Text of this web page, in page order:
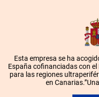
Esta empresa se ha
España cofinanciadas con el
para las regiones
en